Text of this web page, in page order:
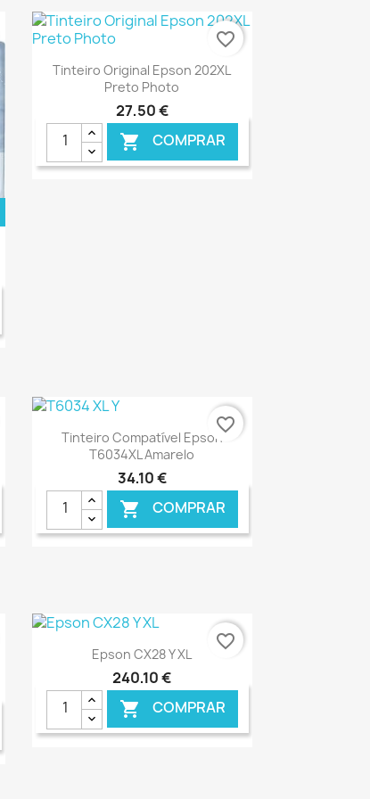
Ver+
Tinteiro Original Epson 202XL
Preto Photo
27,50 €
 COMPRAR
favorite_border
Ver+
Tinteiro Compatível Epson
T6034XL Amarelo
34,10 €
 COMPRAR
favorite_border
Ver+
Epson CX28 Y XL
240,10 €
 COMPRAR
favorite_border